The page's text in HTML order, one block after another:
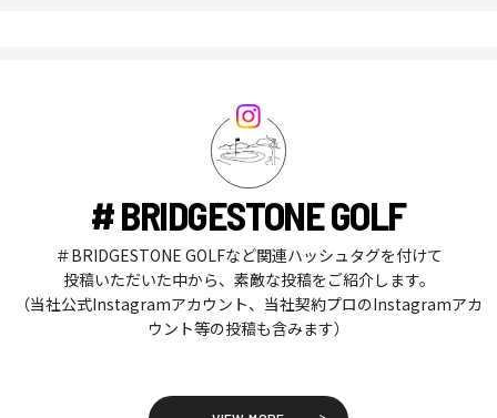
# BRIDGESTONE GOLF
＃BRIDGESTONE GOLFなど関連ハッシュタグを付けて
投稿いただいた中から、素敵な投稿をご紹介します。
（当社公式Instagramアカウント、当社契約プロのInstagramアカ
ウント等の投稿も含みます）